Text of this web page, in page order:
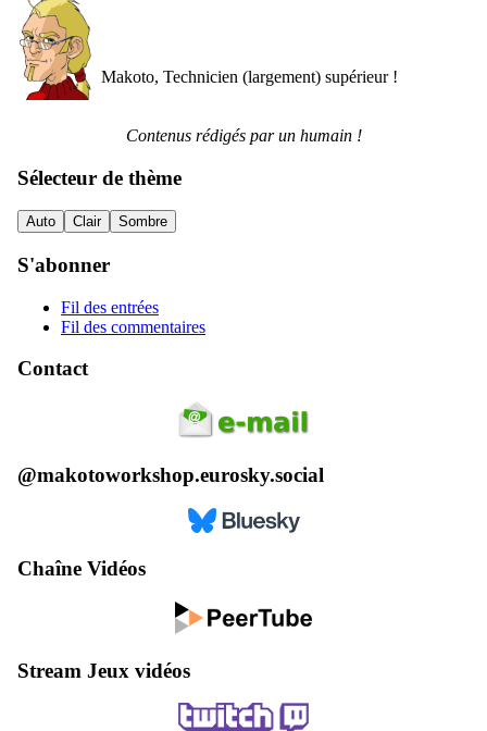
Makoto, Technicien (largement) supérieur !
Contenus rédigés par un humain !
Sélecteur de thème
Auto Clair Sombre
S'abonner
Fil des entrées
Fil des commentaires
Contact
@makotoworkshop.eurosky.social
Chaîne Vidéos
Stream Jeux vidéos